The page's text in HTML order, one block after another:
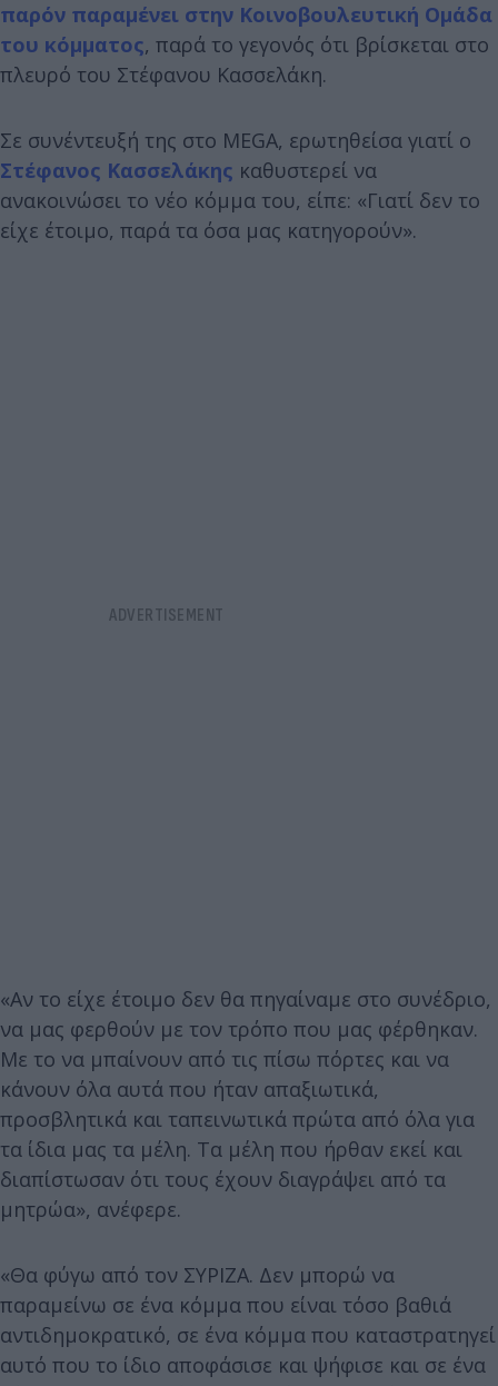
παρόν παραμένει στην Κοινοβουλευτική Ομάδα
του κόμματος, παρά το γεγονός ότι βρίσκεται στο
πλευρό του Στέφανου Κασσελάκη.
Σε συνέντευξή της στο MEGA, ερωτηθείσα γιατί ο
Στέφανος Κασσελάκης καθυστερεί να
ανακοινώσει το νέο κόμμα του, είπε: «Γιατί δεν το
είχε έτοιμο, παρά τα όσα μας κατηγορούν».
«Αν το είχε έτοιμο δεν θα πηγαίναμε στο συνέδριο,
να μας φερθούν με τον τρόπο που μας φέρθηκαν.
Με το να μπαίνουν από τις πίσω πόρτες και να
κάνουν όλα αυτά που ήταν απαξιωτικά,
προσβλητικά και ταπεινωτικά πρώτα από όλα για
τα ίδια μας τα μέλη. Τα μέλη που ήρθαν εκεί και
διαπίστωσαν ότι τους έχουν διαγράψει από τα
μητρώα», ανέφερε.
«Θα φύγω από τον ΣΥΡΙΖΑ. Δεν μπορώ να
παραμείνω σε ένα κόμμα που είναι τόσο βαθιά
αντιδημοκρατικό, σε ένα κόμμα που καταστρατηγεί
αυτό που το ίδιο αποφάσισε και ψήφισε και σε ένα